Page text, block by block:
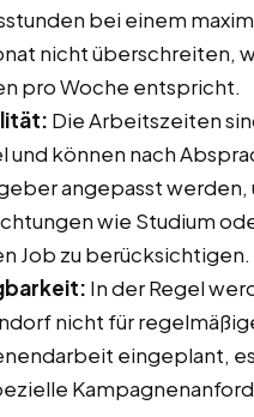
bei einem
nicht überschreiten,
pro Woche entspricht.
Die Arbeitszeiten
und können nach
angepasst werden,
wie Studium
Job zu berücksichtigen.
In der Regel
nicht für
eingeplant,